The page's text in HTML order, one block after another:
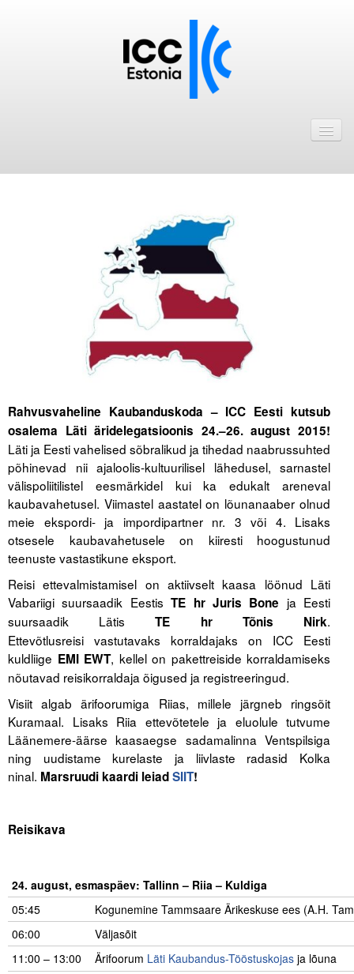
Liikmete pakkumised
Astu ICC Eesti liikmeks!
Publikatsioonid
Arvamus
Viidad
ICC WBO
ICC komisjonid
Digiraamatukogu
Juhendid ja väljaanded
Videod
Liitu meililistiga
Oskusteave
Incoterms® 2020
Rahvusvaheline Kaubanduskoda – ICC Eesti kutsub
osalema Läti äridelegatsioonis 24.–26. august 2015!
Läti ja Eesti vahelised sõbralikud ja tihedad naabrussuhted
põhinevad nii ajaloolis-kultuurilisel lähedusel, sarnastel
välispoliitilistel eesmärkidel kui ka edukalt areneval
kaubavahetusel. Viimastel aastatel on lõunanaaber olnud
meie ekspordi- ja impordipartner nr. 3 või 4. Lisaks
otsesele kaubavahetusele on kiiresti hoogustunud
teenuste vastastikune eksport.
Reisi ettevalmistamisel on aktiivselt kaasa löönud Läti
Vabariigi suursaadik EestisTE hr Juris Bone ja Eesti
suursaadik LätisTE hr Tõnis Nirk.
Ettevõtlusreisi vastutavaks korraldajaks on ICC Eesti
kuldliige EMI EWT, kellel on pakettreiside korraldamiseks
nõutavad reisikorraldaja õigused ja registreeringud.
Visiit algab ärifoorumiga Riias, millele järgneb ringsõit
Kuramaal. Lisaks Riia ettevõtetele ja eluolule tutvume
Läänemere-äärse kaasaegse sadamalinna Ventspilsiga
ning uudistame kurelaste ja liivlaste radasid Kolka
ninal. Marsruudi kaardi leiadSIIT!
Reisikava
24. august, esmaspäev: Tallinn – Riia – Kuldiga
05:45
Kogunemine Tammsaare Ärikeskuse ees (A.H.
06:00
Väljasõit
11:00 – 13:00
Ärifoorum Läti Kaubandus-Tööstuskojas ja lõuna